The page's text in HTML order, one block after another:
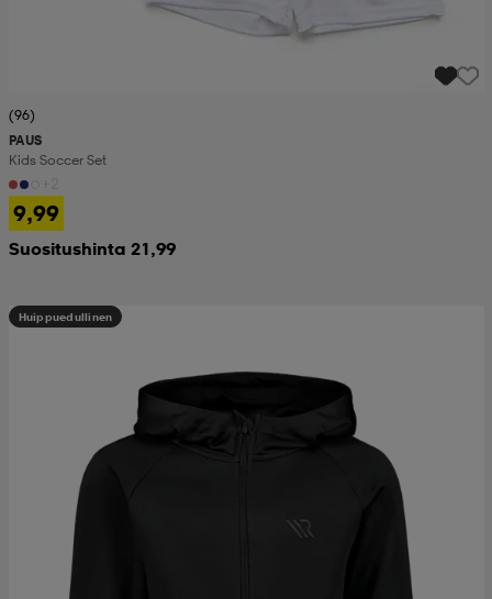
(96)
PAUS
Kids Soccer Set
9,99
Suositushinta 21,99
Huippuedullinen